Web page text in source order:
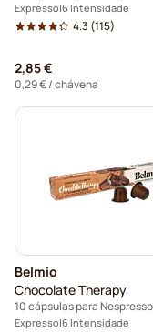
Expresso 6 Intensidade
4.3 (115)
2,85 €
0,29 €/ chávena
Belmio
Chocolate Therapy
10 cápsulas para
Expresso 6 Intensidade